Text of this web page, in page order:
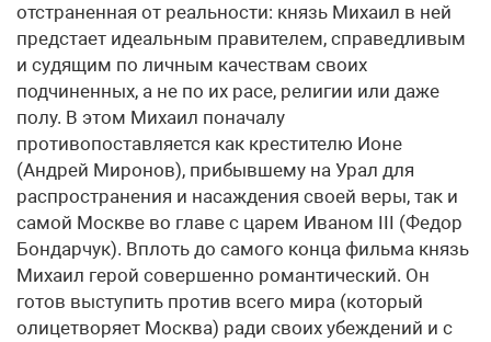
отстраненная от реальности: князь Михаил в ней
предстает идеальным правителем, справедливым
и судящим по личным качествам своих
подчиненных, а не по их расе, религии или даже
полу. В этом Михаил поначалу
противопоставляется как крестителю Ионе
(Андрей Миронов), прибывшему на Урал для
распространения и насаждения своей веры, так и
самой Москве во главе с царем Иваном III (Федор
Бондарчук). Вплоть до самого конца фильма князь
Михаил герой совершенно романтический. Он
готов выступить против всего мира (который
олицетворяет Москва) ради своих убеждений и с